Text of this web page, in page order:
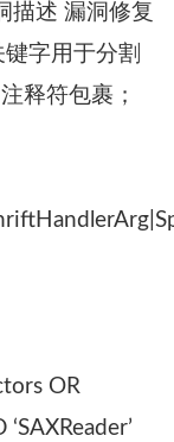
描述 漏洞修复
字用于分割
释符包裹；
OR